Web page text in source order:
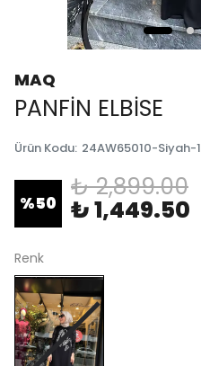
MAQ
PANFİN ELBİSE
Ürün Kodu: 24AW65010-Siyah-1
%50
₺ 2,899.00
₺ 1,449.50
Renk